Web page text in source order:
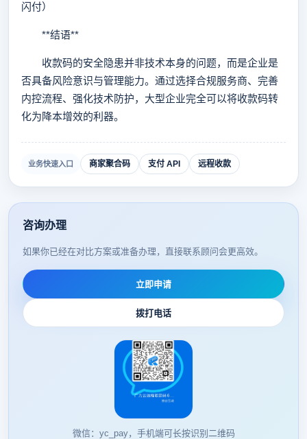
闪付）
**结语**
收款码的安全隐患并非技术本身的问题，而是企业是
否具备风险意识与管理能力。通过选择合规服务商、完善
内控流程、强化技术防护，大型企业完全可以将收款码转
化为降本增效的利器。
业务快速入口 商家聚合码 支付 API 远程收款
咨询办理
如果你已经在对比方案或准备办理，直接联系顾问会更高效。
立即申请
拨打电话
微信：yc_pay，手机端可长按识别二维码